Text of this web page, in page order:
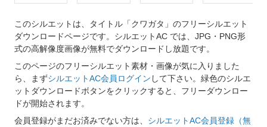
このシルエットは、タイトル「クワガタ」のフリーシルエット
ダウンロードページです。シルエットAC では、JPG・PNG形
式の高解像度画像が無料でダウンロードし放題です。
このページのフリーシルエット素材・画像が気に入りました
ら、まずシルエットAC会員ログイン して下さい。緑色のシルエ
ットダウンロードボタンをクリックすると、フリーダウンロー
ドが開始されます。
会員登録がまだお済みでない方は、 シルエットAC会員登録（無